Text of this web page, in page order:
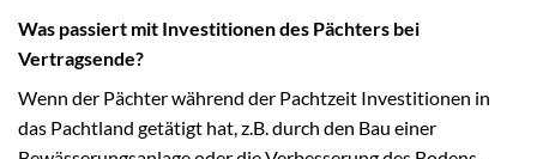
Was passiert mit Investitionen des Pächters bei
Vertragsende?
Wenn der Pächter während der Pachtzeit Investitionen in
das Pachtland getätigt hat, z.B. durch den Bau einer